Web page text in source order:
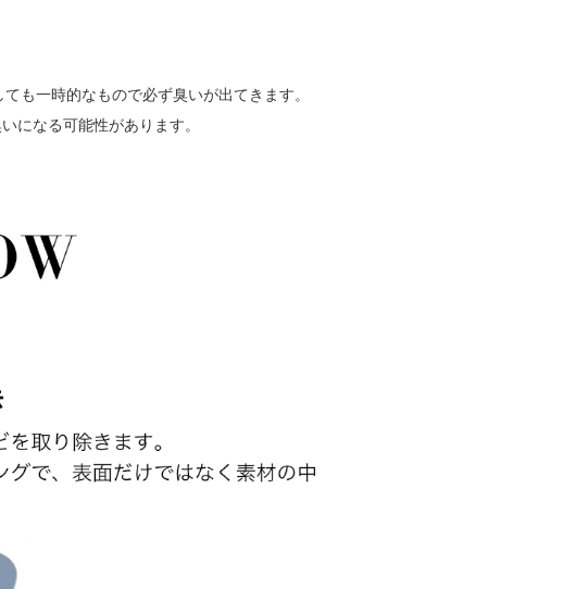
も一時的なもので必ず臭いが出てきます。
になる可能性があります。